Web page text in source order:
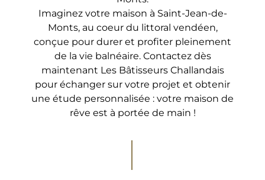
Imaginez votre maison à Saint-Jean-de-
Monts, au coeur du littoral vendéen,
conçue pour durer et profiter pleinement
de la vie balnéaire. Contactez dès
maintenant Les Bâtisseurs Challandais
pour échanger sur votre projet et obtenir
une étude personnalisée : votre maison de
rêve est à portée de main !